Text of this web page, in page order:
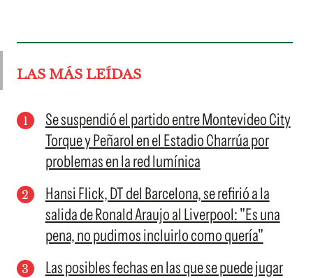
LAS MÁS LEÍDAS
Se suspendió el partido entre Montevideo City
Torque y Peñarol en el Estadio Charrúa por
problemas en la red lumínica
Hansi Flick, DT del Barcelona, se refirió a la
salida de Ronald Araujo al Liverpool: "Es una
pena, no pudimos incluirlo como quería"
Las posibles fechas en las que se puede jugar